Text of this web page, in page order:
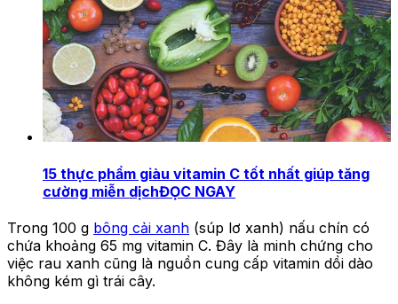
15 thực phẩm giàu vitamin C tốt nhất giúp tăng
cường miễn dịchĐỌC NGAY
Trong 100 g bông cải xanh (súp lơ xanh) nấu chín có
chứa khoảng 65 mg vitamin C. Đây là minh chứng cho
việc rau xanh cũng là nguồn cung cấp vitamin dồi dào
không kém gì trái cây.